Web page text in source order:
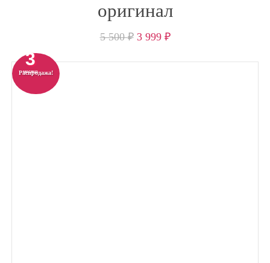
оригинал
5 500₽ 3 999 ₽
Распродажа!
3
месяца